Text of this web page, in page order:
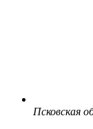
Псковская